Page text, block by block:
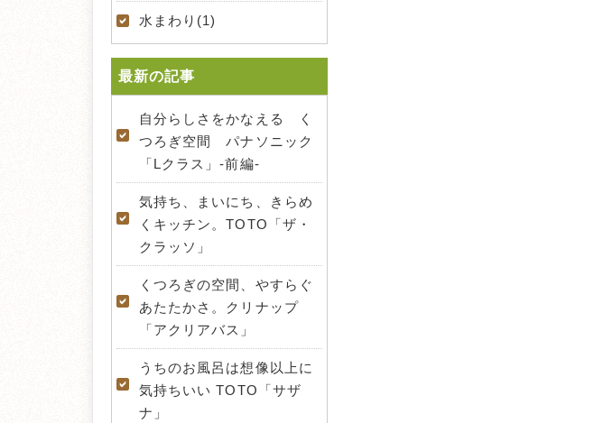
水まわり(1)
最新の記事
自分らしさをかなえる く
つろぎ空間 パナソニック
「Lクラス」-前編-
気持ち、まいにち、きらめ
くキッチン。TOTO「ザ・
クラッソ」
くつろぎの空間、やすらぐ
あたたかさ。クリナップ
「アクリアバス」
うちのお風呂は想像以上に
気持ちいい TOTO「サザ
ナ」